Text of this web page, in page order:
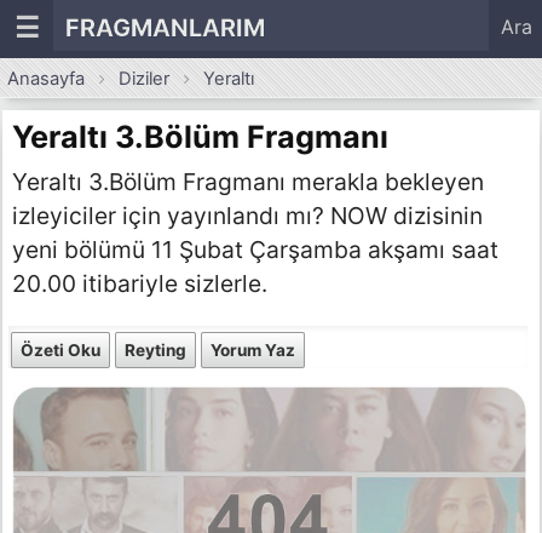
☰ FRAGMANLARIM Ara
Anasayfa Diziler Yeraltı
Yeraltı 3.Bölüm Fragmanı
Yeraltı 3.Bölüm Fragmanı merakla bekleyen
izleyiciler için yayınlandı mı? NOW dizisinin
yeni bölümü 11 Şubat Çarşamba akşamı saat
20.00 itibariyle sizlerle.
Özeti Oku Reyting Yorum Yaz